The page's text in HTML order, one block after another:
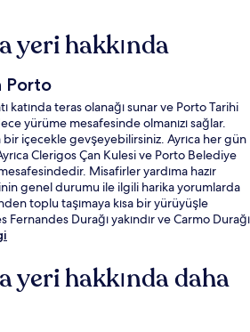
yeri hakkında
Porto
katında teras olanağı sunar ve Porto Tarihi
yürüme mesafesinde olmanızı sağlar.
içecekle gevşeyebilirsiniz. Ayrıca her gün
Clerigos Çan Kulesi ve Porto Belediye
Misafirler yardıma hazır
genel durumu ile ilgili harika yorumlarda
toplu taşımaya kısa bir yürüyüşle
Durağı yakındır ve Carmo Durağı
yeri hakkında daha